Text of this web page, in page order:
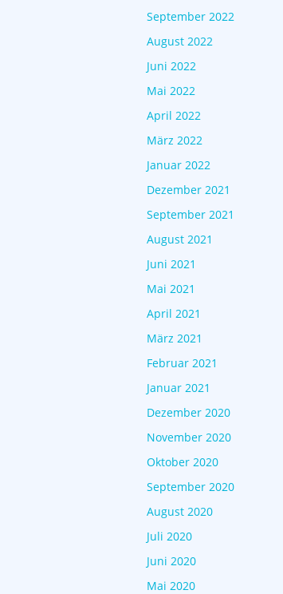
September 2022
August 2022
Juni 2022
Mai 2022
April 2022
März 2022
Januar 2022
Dezember 2021
September 2021
August 2021
Juni 2021
Mai 2021
April 2021
März 2021
Februar 2021
Januar 2021
Dezember 2020
November 2020
Oktober 2020
September 2020
August 2020
Juli 2020
Juni 2020
Mai 2020